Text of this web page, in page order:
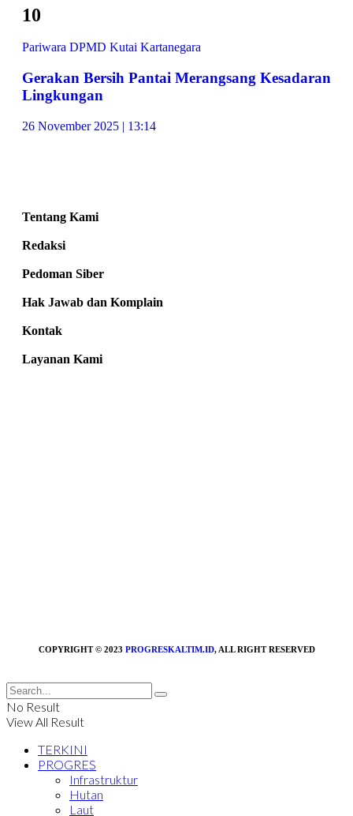
10
Pariwara DPMD Kutai Kartanegara
Gerakan Bersih Pantai Merangsang Kesadaran
Lingkungan
26 November 2025 | 13:14
Tentang Kami
Redaksi
Pedoman Siber
Hak Jawab dan Komplain
Kontak
Layanan Kami
COPYRIGHT © 2023 PROGRESKALTIM.ID, ALL RIGHT RESERVED
No Result
View All Result
TERKINI
PROGRES
Infrastruktur
Hutan
Laut